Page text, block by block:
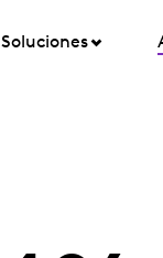
Soluciones